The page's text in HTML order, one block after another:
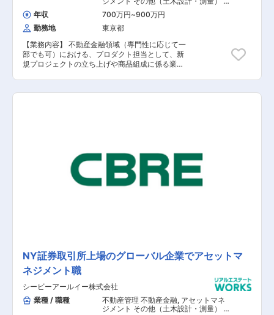
の他（建築設計・積算）
年収 700万円~900万円
勤務地
東京都
【業務内容】 不動産金融領域（専門性に応じて一
部でも可）における、プロダクト担当として、新
規プロジェクトの立ち上げや商品組成に係る業務
ラクチャーの検討、関係当事者の調整、ドキュメ
びリテールを含む）を活用した新商品の開発等
【担当者コメント】 不動産金融分野にて新規立ち
上げとなり、募集が開始されました。これまでの
培った知識・経験を生かし新しい事業を作りたい
NY証券取引所上場のグローバル企業でアセットマ
ネジメント職
シービーアールイー株式会社
業種 / 職種
不動産管理 不動産金融, アセットマネ
ジメント その他（土木設計・測量） そ